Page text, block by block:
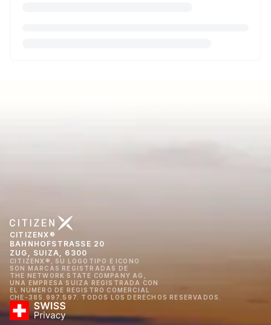
CITIZENX®
BAHNHOFSTRASSE 20
ZUG, SUIZA, 6300
CITIZENX®, SU LOGOTIPO E ICONO
SON MARCAS REGISTRADAS DE
THE NETWORK STATE COMPANY AG,
UNA EMPRESA SUIZA REGISTRADA CON
EL NÚMERO DE REGISTRO COMERCIAL
CHE-385.997.597. TODOS LOS DERECHOS RESERVADOS.